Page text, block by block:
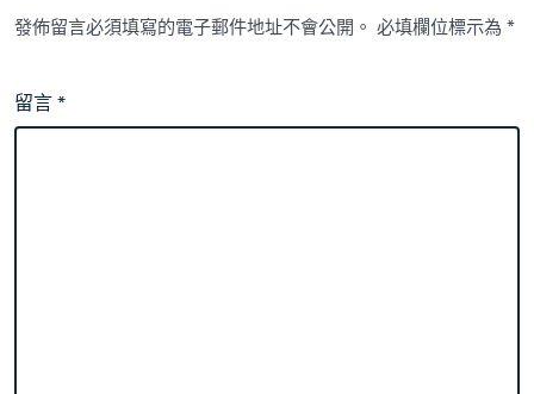
發佈留言必須填寫的電子郵件地址不會公開。 必填欄位標示為*
留言*